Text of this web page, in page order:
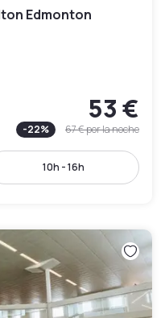
Edmonton
53 €
-22% 67 €por la noche
10h - 16h